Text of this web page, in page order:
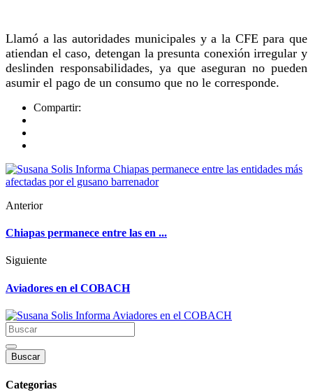
Llamó a las autoridades municipales y a la CFE para que
atiendan el caso, detengan la presunta conexión irregular y
deslinden responsabilidades, ya que aseguran no pueden
asumir el pago de un consumo que no le corresponde.
Compartir:
Anterior
Chiapas permanece entre las en ...
Siguiente
Aviadores en el COBACH
Buscar
Categorias